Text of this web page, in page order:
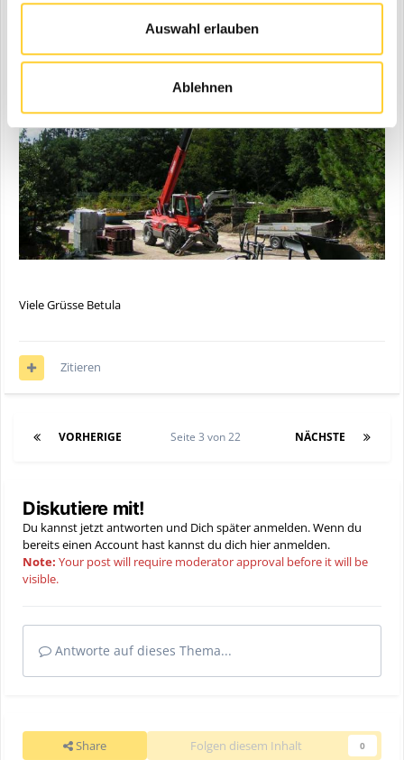
Auswahl erlauben
Ablehnen
Viele Grüsse Betula
Zitieren
VORHERIGE NÄCHSTE
Seite 3 von 22
Diskutiere mit!
Du kannst jetzt antworten und Dich später anmelden. Wenn du
bereits einen Account hast kannst du dich hieranmelden.
Note: Your post will require moderator approval before it will be
visible.
Antworte auf dieses Thema...
Share Folgen diesem Inhalt 0